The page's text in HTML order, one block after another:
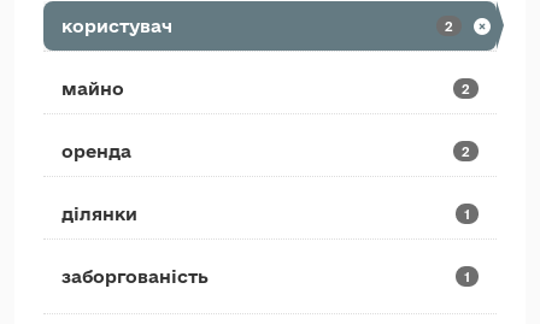
користувач 2
майно 2
оренда 2
ділянки 1
заборгованість 1